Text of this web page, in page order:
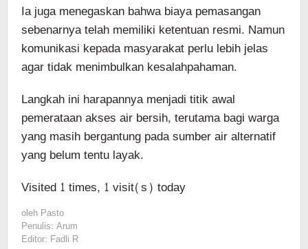
Ia juga menegaskan bahwa biaya pemasangan
sebenarnya telah memiliki ketentuan resmi. Namun
komunikasi kepada masyarakat perlu lebih jelas
agar tidak menimbulkan kesalahpahaman.
Langkah ini harapannya menjadi titik awal
pemerataan akses air bersih, terutama bagi warga
yang masih bergantung pada sumber air alternatif
yang belum tentu layak.
Visited 1 times, 1 visit(s) today
oleh Pasto
Penulis: Arum
Editor: Fadli R